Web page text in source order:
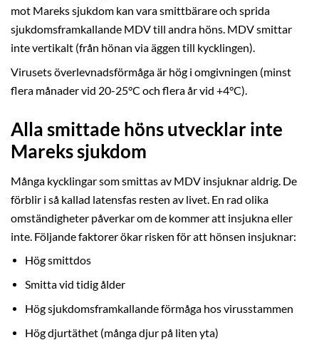
mot Mareks sjukdom kan vara smittbärare och sprida
sjukdomsframkallande MDV till andra höns. MDV smittar
inte vertikalt (från hönan via äggen till kycklingen).
Virusets överlevnadsförmåga är hög i omgivningen (minst
flera månader vid 20-25°C och flera år vid +4°C).
Alla smittade höns utvecklar inte
Mareks sjukdom
Många kycklingar som smittas av MDV insjuknar aldrig. De
förblir i så kallad latensfas resten av livet. En rad olika
omständigheter påverkar om de kommer att insjukna eller
inte. Följande faktorer ökar risken för att hönsen insjuknar:
Hög smittdos
Smitta vid tidig ålder
Hög sjukdomsframkallande förmåga hos virusstammen
Hög djurtäthet (många djur på liten yta)